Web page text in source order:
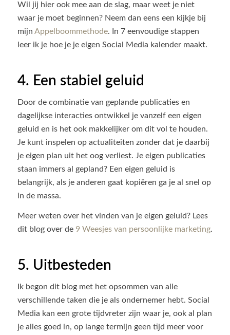
Wil jij hier ook mee aan de slag, maar weet je niet
waar je moet beginnen? Neem dan eens een kijkje bij
mijn Appelboommethode. In 7 eenvoudige stappen
leer ik je hoe je je eigen Social Media kalender maakt.
4. Een stabiel geluid
Door de combinatie van geplande publicaties en
dagelijkse interacties ontwikkel je vanzelf een eigen
geluid en is het ook makkelijker om dit vol te houden.
Je kunt inspelen op actualiteiten zonder dat je daarbij
je eigen plan uit het oog verliest. Je eigen publicaties
staan immers al gepland? Een eigen geluid is
belangrijk, als je anderen gaat kopiëren ga je al snel op
in de massa.
Meer weten over het vinden van je eigen geluid? Lees
dit blog over de 9 Weesjes van persoonlijke marketing.
5. Uitbesteden
Ik begon dit blog met het opsommen van alle
verschillende taken die je als ondernemer hebt. Social
Media kan een grote tijdvreter zijn waar je, ook al plan
je alles goed in, op lange termijn geen tijd meer voor